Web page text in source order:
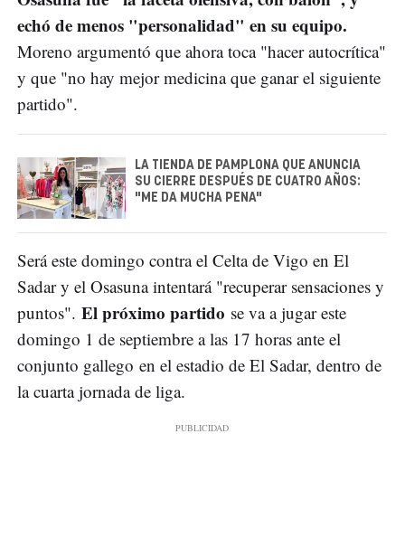
echó de menos "personalidad" en su equipo.
Moreno argumentó que ahora toca "hacer autocrítica"
y que "no hay mejor medicina que ganar el siguiente
partido".
LA TIENDA DE PAMPLONA QUE ANUNCIA
SU CIERRE DESPUÉS DE CUATRO AÑOS:
"ME DA MUCHA PENA"
Será este domingo contra el Celta de Vigo en El
Sadar y el Osasuna intentará "recuperar sensaciones y
puntos". El próximo partido se va a jugar este
domingo 1 de septiembre a las 17 horas ante el
conjunto gallego en el estadio de El Sadar, dentro de
la cuarta jornada de liga.